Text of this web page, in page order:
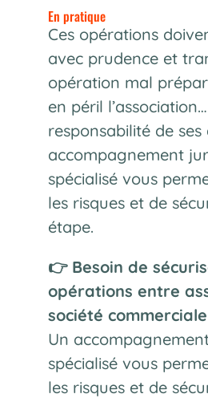
En pratique
Ces opérations
avec prudence et
opération mal
en péril
responsabilité de
accompagnement
spécialisé vous
les risques et de
étape.
👉 Besoin de
opérations entre
société
Un
spécialisé vous
les risques et de